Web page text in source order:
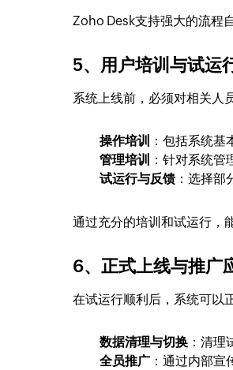
Zoho Desk支持强大的流程
5、用户培训与试运
系统上线前，必须对相关人
操作培训 ：包括系统基
管理培训 ：针对系统管
试运行与反馈 ：选择
通过充分的培训和试运行，
6、正式上线与推广
在试运行顺利后，系统可以
数据清理与切换 ：清理
全员推广 ：通过内部宣